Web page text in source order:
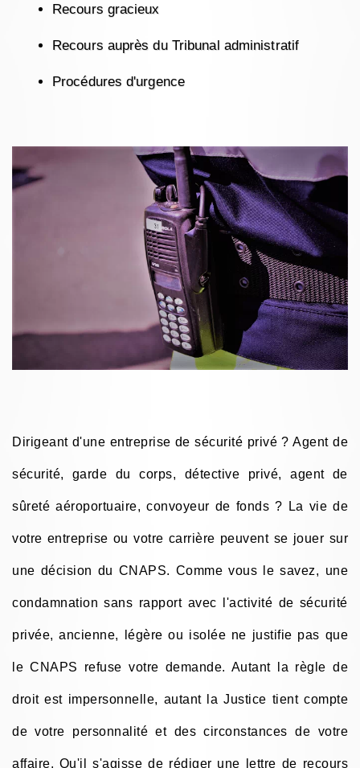
Recours gracieux
Recours auprès du Tribunal administratif
Procédures d'urgence
Dirigeant d'une entreprise de sécurité privé ? Agent de
sécurité, garde du corps, détective privé, agent de
sûreté aéroportuaire, convoyeur de fonds ? La vie de
votre entreprise ou votre carrière peuvent se jouer sur
une décision du CNAPS. Comme vous le savez, une
condamnation sans rapport avec l'activité de sécurité
privée, ancienne, légère ou isolée ne justifie pas que
le CNAPS refuse votre demande. Autant la règle de
droit est impersonnelle, autant la Justice tient compte
de votre personnalité et des circonstances de votre
affaire. Qu'il s'agisse de rédiger une lettre de recours